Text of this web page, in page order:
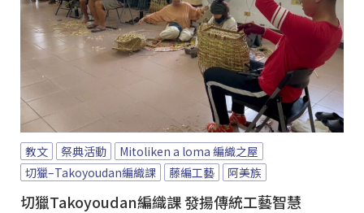
教文 祭典活動
Mitoliken a loma 編織之屋
切獵–Takoyoudan編織課
藤編工藝 阿美族
切獵Takoyoudan編織課 發揚傳統工藝智慧